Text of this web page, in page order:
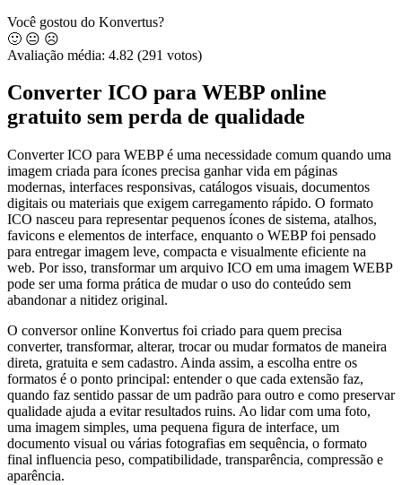
Você gostou do Konvertus?
🙂 😐 ☹️
Avaliação média: 4.82 (291 votos)
Converter ICO para WEBP online
gratuito sem perda de qualidade
Converter ICO para WEBP é uma necessidade comum quando uma
imagem criada para ícones precisa ganhar vida em páginas
modernas, interfaces responsivas, catálogos visuais, documentos
digitais ou materiais que exigem carregamento rápido. O formato
ICO nasceu para representar pequenos ícones de sistema, atalhos,
favicons e elementos de interface, enquanto o WEBP foi pensado
para entregar imagem leve, compacta e visualmente eficiente na
web. Por isso, transformar um arquivo ICO em uma imagem WEBP
pode ser uma forma prática de mudar o uso do conteúdo sem
abandonar a nitidez original.
O conversor online Konvertus foi criado para quem precisa
converter, transformar, alterar, trocar ou mudar formatos de maneira
direta, gratuita e sem cadastro. Ainda assim, a escolha entre os
formatos é o ponto principal: entender o que cada extensão faz,
quando faz sentido passar de um padrão para outro e como preservar
qualidade ajuda a evitar resultados ruins. Ao lidar com uma foto,
uma imagem simples, uma pequena figura de interface, um
documento visual ou várias fotografias em sequência, o formato
final influencia peso, compatibilidade, transparência, compressão e
aparência.